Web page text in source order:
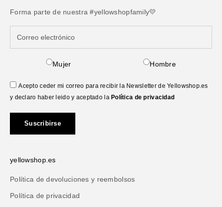
Forma parte de nuestra #yellowshopfamily💛
Mujer Hombre
Acepto ceder mi correo para recibir la Newsletter de Yellowshop.es
y declaro haber leido y aceptado la Política de privacidad
Suscribirse
yellowshop.es
Política de devoluciones y reembolsos
Política de privacidad